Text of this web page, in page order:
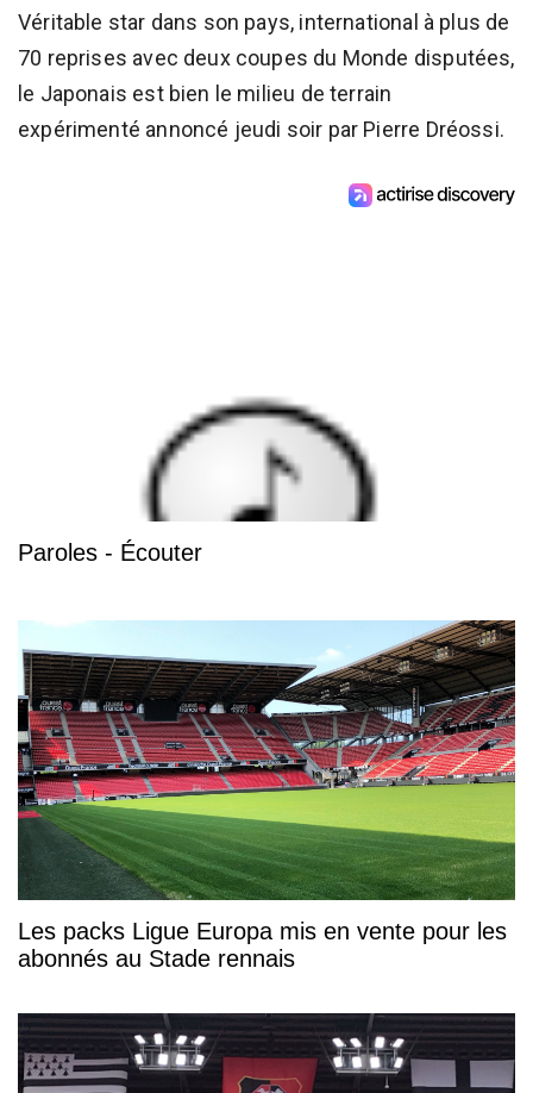
Véritable star dans son pays, international à plus de
70 reprises avec deux coupes du Monde disputées,
le Japonais est bien le milieu de terrain
expérimenté annoncé jeudi soir par Pierre Dréossi.
Paroles - Écouter
Les packs Ligue Europa mis en vente pour les
abonnés au Stade rennais